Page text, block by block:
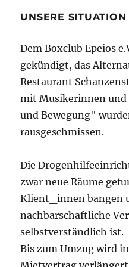
UNSERE SITUATION
Dem Boxclub Epeios
gekündigt, das
Restaurant
mit Musikerinnen
und Bewegung"
rausgeschmissen.
Die
zwar neue Räume
Klient_innen bangen
nachbarschaftliche
selbstverständlich ist.
Bis zum Umzug wird